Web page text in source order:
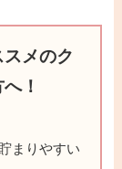
メのク
！
まりやすい